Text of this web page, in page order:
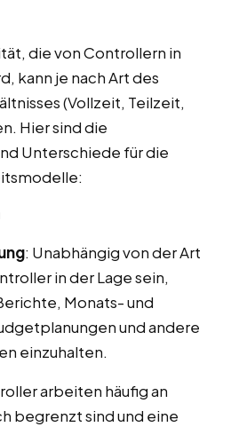
die von Controllern in
kann je nach Art des
(Vollzeit, Teilzeit,
Hier sind die
Unterschiede für die
: Unabhängig von der Art
in der Lage sein,
Monats- und
und andere
einzuhalten.
arbeiten häufig an
begrenzt sind und eine